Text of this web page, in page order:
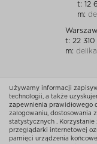
t: 12
m:
t: 22 310
m:
© Sklep
Używamy informacji
technologii, a także
zapewnienia prawidłowego
zalogowaniu, dostosowania
statystycznych .
przeglądarki internetowej
pamięci urządzenia